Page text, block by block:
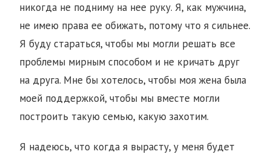
никогда не подниму на нее руку. Я, как мужчина,
не имею права ее обижать, потому что я сильнее.
Я буду стараться, чтобы мы могли решать все
проблемы мирным способом и не кричать друг
на друга. Мне бы хотелось, чтобы моя жена была
моей поддержкой, чтобы мы вместе могли
построить такую семью, какую захотим.
Я надеюсь, что когда я вырасту, у меня будет